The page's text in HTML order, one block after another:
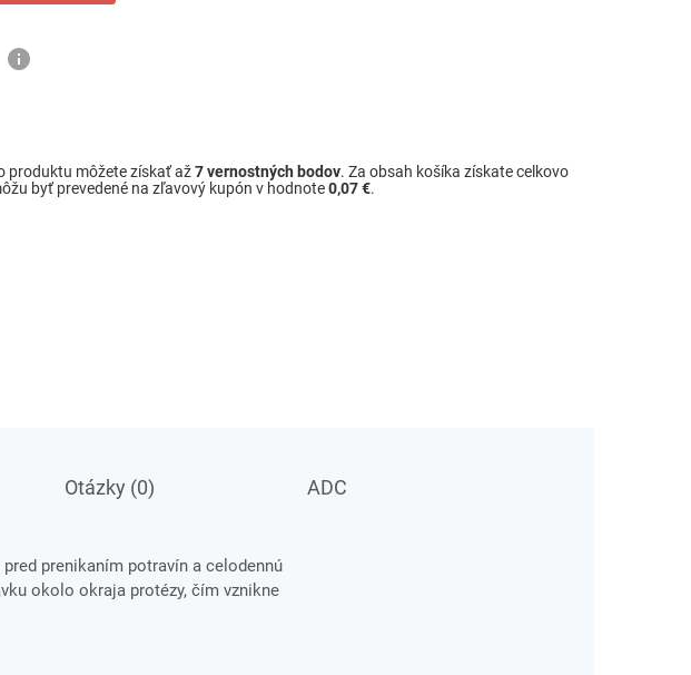
produktu môžete získať až7vernostných bodov. Za obsah košíka získate celkovo
byť prevedené na zľavový kupón v hodnote0,07 €.
Otázky (0) ADC
prenikaním potravín a celodennú
okolo okraja protézy, čím vznikne